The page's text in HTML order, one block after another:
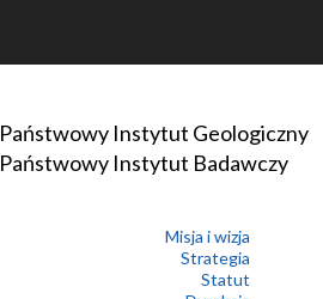
Państwowy Instytut Geologiczny
Państwowy Instytut Badawczy
Misja i wizja
Strategia
Statut